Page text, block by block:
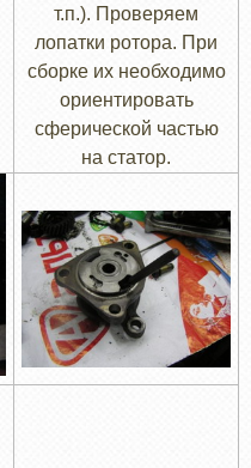
т.п.). Проверяем
лопатки ротора. При
сборке их необходимо
ориентировать
сферической частью
на статор.